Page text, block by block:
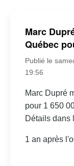
Marc
Québec
Publié le
19:56
Marc Dupré
pour 1 650
Détails dans
1 an après